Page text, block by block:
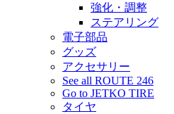
強化・調整
ステアリング
電子部品
グッズ
アクセサリー
See all ROUTE 246
Go to JETKO TIRE
タイヤ